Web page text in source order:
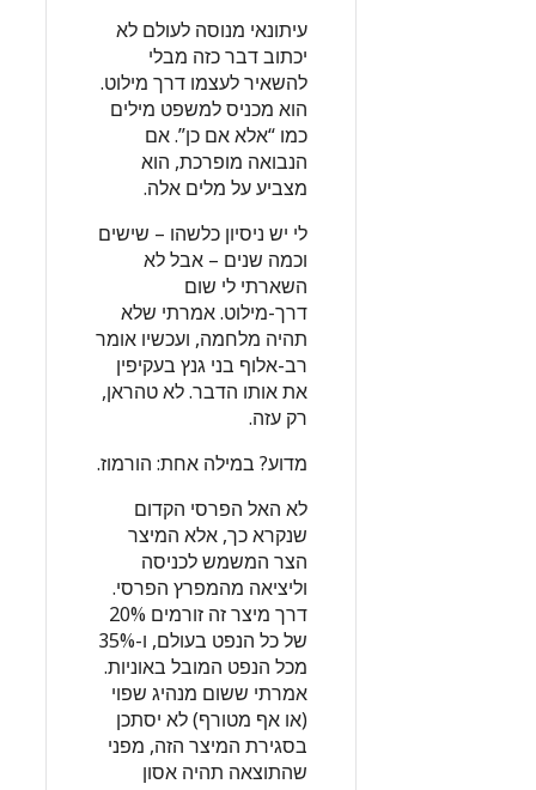
עיתונאי מנוסה לעולם לא
יכתוב דבר כזה מבלי
להשאיר לעצמו דרך מילוט.
הוא מכניס למשפט מילים
כמו “אלא אם כן”. אם
הנבואה מופרכת, הוא
מצביע על מלים אלה.
לי יש ניסיון כלשהו – שישים
וכמה שנים – אבל לא
השארתי לי שום
דרך-מילוט. אמרתי שלא
תהיה מלחמה, ועכשיו אומר
רב-אלוף בני גנץ בעקיפין
את אותו הדבר. לא טהראן,
רק עזה.
מדוע? במילה אחת: הורמוז.
לא האל הפרסי הקדום
שנקרא כך, אלא המיצר
הצר המשמש לכניסה
וליציאה מהמפרץ הפרסי.
דרך מיצר זה זורמים 20%
של כל הנפט בעולם, ו-35%
מכל הנפט המובל באוניות.
אמרתי ששום מנהיג שפוי
(או אף מטורף) לא יסתכן
בסגירת המיצר הזה, מפני
שהתוצאה תהיה אסון